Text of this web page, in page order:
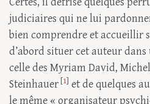
judiciaires qui ne lui
bien comprendre et accueillir
d’abord situer cet auteur dans
celle des Myriam David,
Steinhauer [1] et de quelques
le même « organisateur